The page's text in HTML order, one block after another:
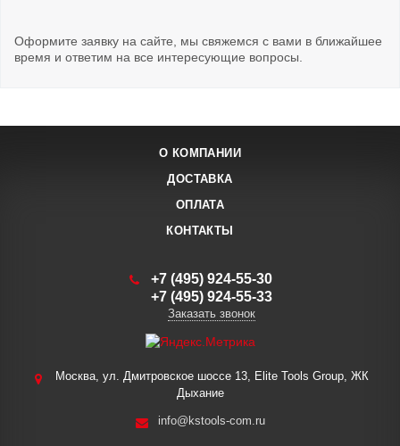
Оформите заявку на сайте, мы свяжемся с вами в ближайшее
время и ответим на все интересующие вопросы.
О КОМПАНИИ
ДОСТАВКА
ОПЛАТА
КОНТАКТЫ
+7 (495) 924-55-30
+7 (495) 924-55-33
Заказать звонок
Москва, ул. Дмитровское шоссе 13, Elite Tools Group, ЖК
Дыхание
info@kstools-com.ru